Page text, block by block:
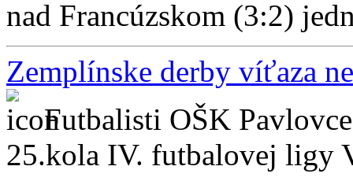
nad Francúzskom (3:2)
Zemplínske derby víťaza
Futbalisti OŠK
25.kola IV. futbalovej ligy